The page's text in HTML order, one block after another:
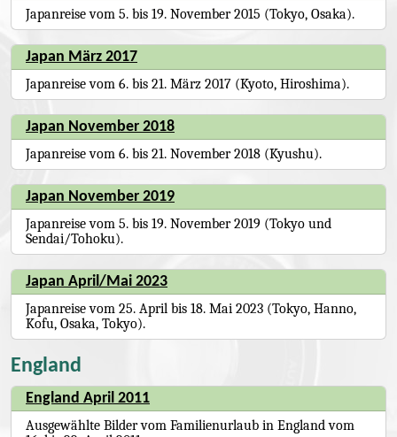
Japanreise vom 5. bis 19. November 2015 (Tokyo, Osaka).
Japan März 2017
Japanreise vom 6. bis 21. März 2017 (Kyoto, Hiroshima).
Japan November 2018
Japanreise vom 6. bis 21. November 2018 (Kyushu).
Japan November 2019
Japanreise vom 5. bis 19. November 2019 (Tokyo und
Sendai/Tohoku).
Japan April/Mai 2023
Japanreise vom 25. April bis 18. Mai 2023 (Tokyo, Hanno,
Kofu, Osaka, Tokyo).
England
England April 2011
Ausgewählte Bilder vom Familienurlaub in England vom